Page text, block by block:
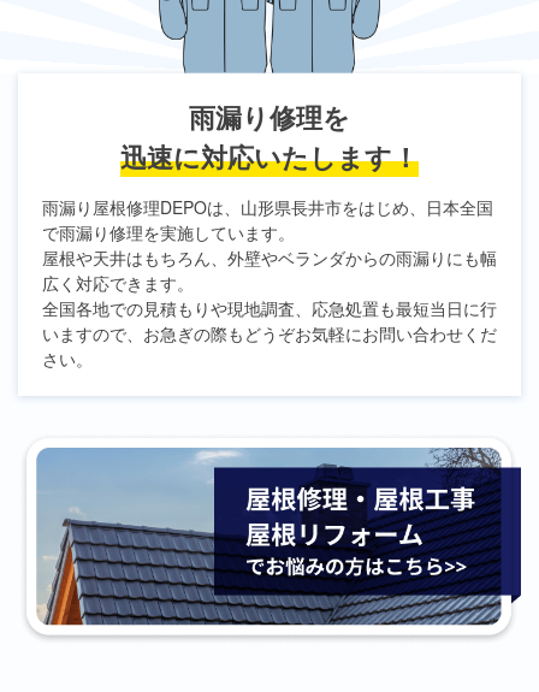
雨漏り修理を
迅速に対応いたします！
雨漏り屋根修理DEPOは、山形県長井市をはじめ、日本全国
で雨漏り修理を実施しています。
屋根や天井はもちろん、外壁やベランダからの雨漏りにも幅
広く対応できます。
全国各地での見積もりや現地調査、応急処置も最短当日に行
いますので、お急ぎの際もどうぞお気軽にお問い合わせくだ
さい。